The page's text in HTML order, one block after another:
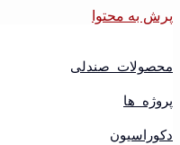
پرش به محتوا
محصولات صندلی
پروژه ها
دکوراسیون